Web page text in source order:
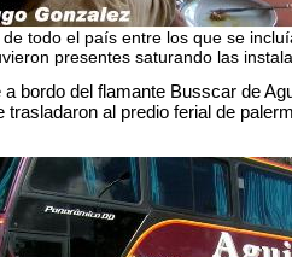
todo el país entre los que se
presentes saturando las
a bordo del flamante Busscar de
trasladaron al predio ferial de